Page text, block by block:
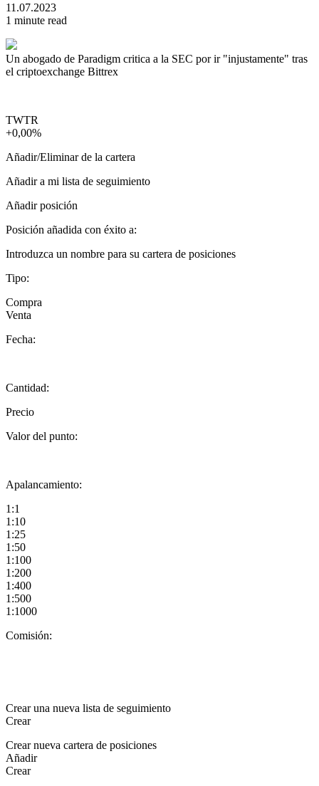
11.07.2023
1 minute read
Un abogado de Paradigm critica a la SEC por ir "injustamente" tras
el criptoexchange Bittrex
TWTR
+0,00%
Añadir/Eliminar de la cartera
Añadir a mi lista de seguimiento
Añadir posición
Posición añadida con éxito a:
Introduzca un nombre para su cartera de posiciones
Tipo:
Compra
Venta
Fecha:
Cantidad:
Precio
Valor del punto:
Apalancamiento:
1:1
1:10
1:25
1:50
1:100
1:200
1:400
1:500
1:1000
Comisión:
Crear una nueva lista de seguimiento
Crear
Crear nueva cartera de posiciones
Añadir
Crear